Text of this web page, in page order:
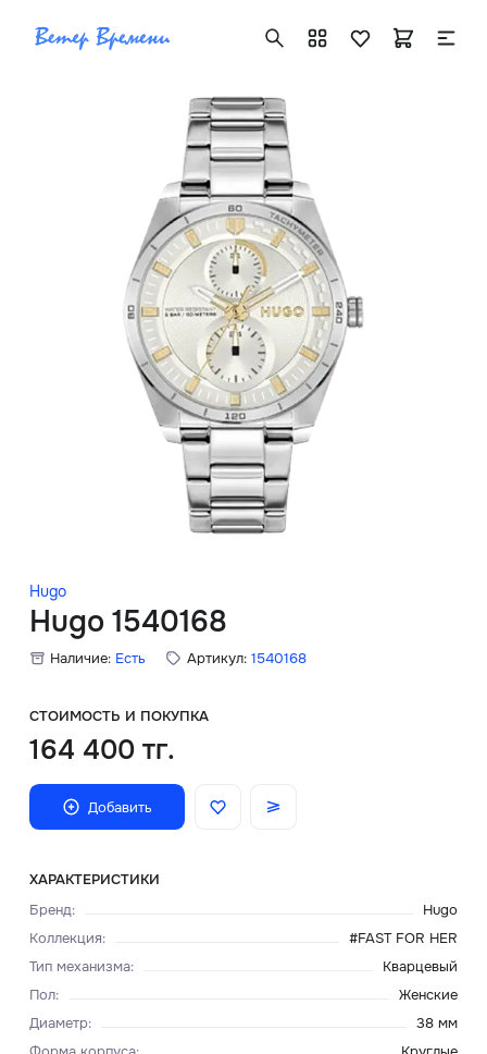
Hugo
Hugo 1540168
Наличие: Есть Артикул: 1540168
СТОИМОСТЬ И ПОКУПКА
164 400 тг.
Добавить
ХАРАКТЕРИСТИКИ
Бренд:
Hugo
Коллекция:
#FAST FOR HER
Тип механизма:
Кварцевый
Пол:
Женские
Диаметр:
38 мм
+7 ( 705 ) 181-42-50
info@vetervremeni.kz
Авторизация
Каталог
Мужские часы
Женские часы
Скидки
Главная
О нас
Доставка и оплата